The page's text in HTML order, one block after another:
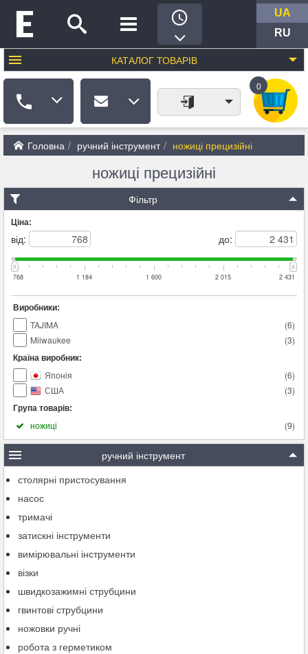
UA
RU
КАТАЛОГ ТОВАРІВ
0
Головна ручний інструмент ножиці прецизійні
ножиці прецизійні
Фільтр
Ціна:
від: до:
768 1 184 1 600 2 015 2 431
Виробники:
(6)
TAJIMA
(3)
Milwaukee
Країна виробник:
(6)
Японія
(3)
США
Група товарів:
(9)
ножиці
ручний інструмент
столярні пристосування
насос
тримачі
затискні інструменти
вимірювальні інструменти
візки
швидкозажимні струбцини
гвинтові струбцини
ножовки ручні
робота з герметиком